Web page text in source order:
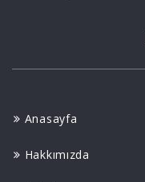
Anasayfa
Hakkımızda